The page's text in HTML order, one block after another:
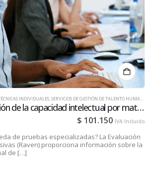
INDIVIDUALES,SERVICIOS DE GESTIÓN DE TALENTO HUMANO PARA EMPRESAS
Raven (Apreciación de la capacidad intelectual por matrices)
de pruebas especializadas? La Evaluación
(Raven) proporciona información sobre la
de […]
$ 101.150 IVA Incluido